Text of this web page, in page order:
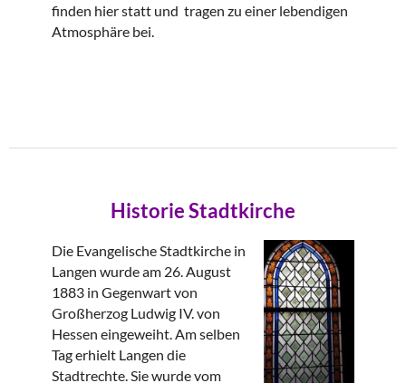
finden hier statt und tragen zu einer lebendigen
Atmosphäre bei.
Historie Stadtkirche
Die Evangelische Stadtkirche in
Langen wurde am 26. August
1883 in Gegenwart von
Großherzog Ludwig IV. von
Hessen eingeweiht. Am selben
Tag erhielt Langen die
Stadtrechte. Sie wurde vom